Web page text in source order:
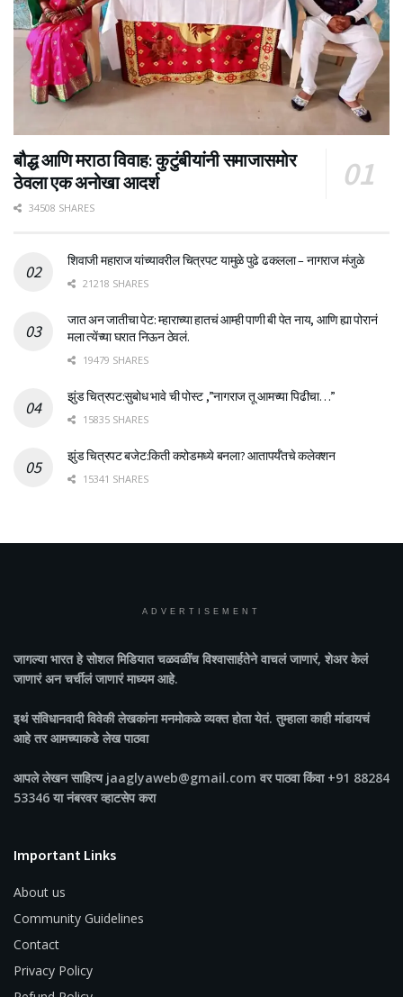
बौद्ध आणि मराठा विवाह: कुटुंबीयांनी समाजासमोर
ठेवला एक अनोखा आदर्श
34508 SHARES
शिवाजी महाराज यांच्यावरील चित्रपट यामुळे पुढे ढकलला – नागराज मंजुळे
21218 SHARES
जात अन जातीचा पेट: म्हाराच्या हातचं आम्ही पाणी बी पेत नाय, आणि ह्या पोरानं
मला त्येंच्या घरात निऊन ठेवलं.
19479 SHARES
झुंड चित्रपट:सुबोध भावे ची पोस्ट ,”नागराज तू आमच्या पिढीचा…”
15835 SHARES
झुंड चित्रपट बजेट:किती करोडमध्ये बनला? आतापर्यँतचे कलेक्शन
15341 SHARES
ADVERTISEMENT
जागल्या भारतहे सोशल मिडियात चळवळींच विश्वासार्हतेने वाचलं जाणारं, शेअर केलं
जाणारं अन चर्चीलं जाणारं माध्यम आहे.
इथं संविधानवादी विवेकी लेखकांना मनमोकळे व्यक्त होता येतं. तुम्हाला काही मांडायचं
आहे तर आमच्याकडे लेख पाठवा
आपले लेखन साहित्य jaaglyaweb@gmail.com वर पाठवा किंवा +91 88284
53346 या नंबरवर व्हाटसेप करा
Important Links
About us
Community Guidelines
Contact
Privacy Policy